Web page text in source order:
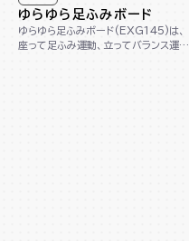
ゆらゆら足ふみボード
ゆらゆら足ふみボード(EXG145)は、
座って足ふみ運動、立ってバランス運動